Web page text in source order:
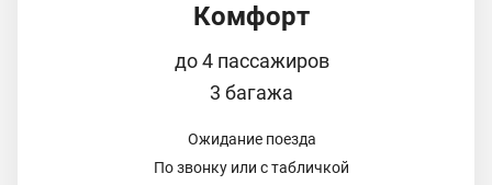
Комфорт
до 4 пассажиров
3 багажа
Ожидание поезда
По звонку или с табличкой